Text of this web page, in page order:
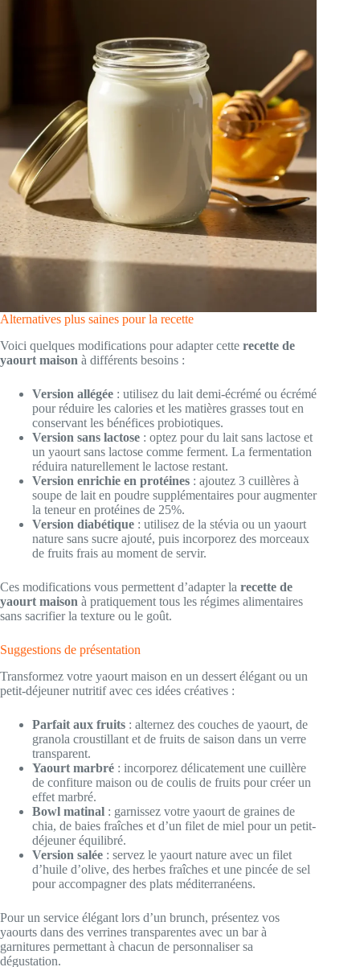
Alternatives plus saines pour la recette
Voici quelques modifications pour adapter cette recette de
yaourt maison à différents besoins :
Version allégée : utilisez du lait demi-écrémé ou écrémé
pour réduire les calories et les matières grasses tout en
conservant les bénéfices probiotiques.
Version sans lactose : optez pour du lait sans lactose et
un yaourt sans lactose comme ferment. La fermentation
réduira naturellement le lactose restant.
Version enrichie en protéines : ajoutez 3 cuillères à
soupe de lait en poudre supplémentaires pour augmenter
la teneur en protéines de 25%.
Version diabétique : utilisez de la stévia ou un yaourt
nature sans sucre ajouté, puis incorporez des morceaux
de fruits frais au moment de servir.
Ces modifications vous permettent d’adapter la recette de
yaourt maison à pratiquement tous les régimes alimentaires
sans sacrifier la texture ou le goût.
Suggestions de présentation
Transformez votre yaourt maison en un dessert élégant ou un
petit-déjeuner nutritif avec ces idées créatives :
Parfait aux fruits : alternez des couches de yaourt, de
granola croustillant et de fruits de saison dans un verre
transparent.
Yaourt marbré : incorporez délicatement une cuillère
de confiture maison ou de coulis de fruits pour créer un
effet marbré.
Bowl matinal : garnissez votre yaourt de graines de
chia, de baies fraîches et d’un filet de miel pour un petit-
déjeuner équilibré.
Version salée : servez le yaourt nature avec un filet
d’huile d’olive, des herbes fraîches et une pincée de sel
pour accompagner des plats méditerranéens.
Pour un service élégant lors d’un brunch, présentez vos
yaourts dans des verrines transparentes avec un bar à
garnitures permettant à chacun de personnaliser sa
dégustation.